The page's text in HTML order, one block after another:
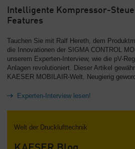
Intelligente Kompressor-
Features
Tauchen Sie mit Ralf Hereth, dem
die Innovationen der SIGMA CONTROL
unserem Experten-Interview, wie die pV-
Anlagen revolutioniert. Dieser Artikel
KAESER MOBILAIR-Welt. Neugierig
Experten-Interview lesen!
Welt der Drucklufttechnik